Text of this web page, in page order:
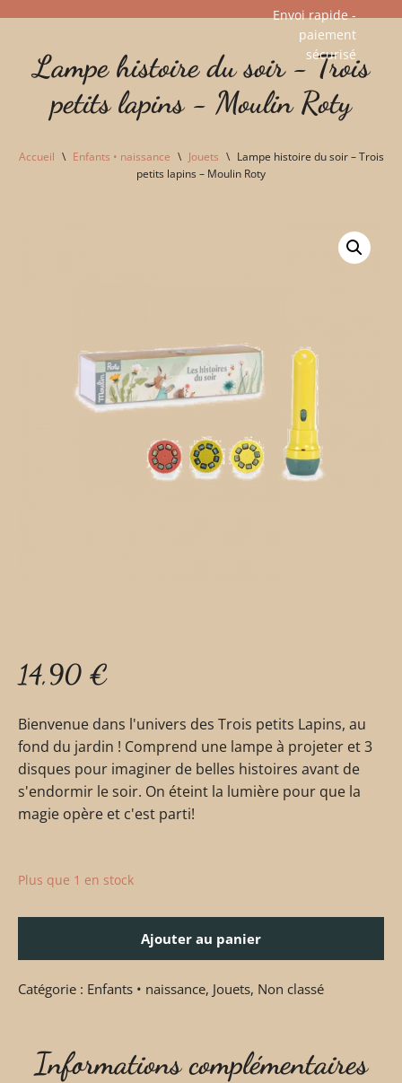
Envoi rapide -
paiement
sécurisé​
Lampe histoire du soir - Trois
petits lapins - Moulin Roty
Accueil \ Enfants • naissance \ Jouets \ Lampe histoire du soir – Trois
petits lapins – Moulin Roty
14,90 €
Bienvenue dans l'univers des Trois petits Lapins, au
fond du jardin ! Comprend une lampe à projeter et 3
disques pour imaginer de belles histoires avant de
s'endormir le soir. On éteint la lumière pour que la
magie opère et c'est parti!
Plus que 1 en stock
Ajouter au panier
Catégorie : Enfants • naissance, Jouets, Non classé
Informations complémentaires